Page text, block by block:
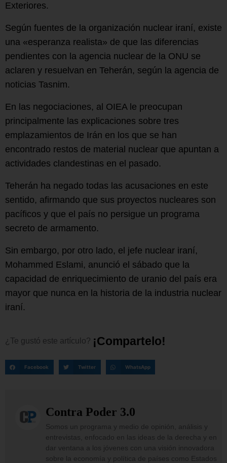
Exteriores.
Según fuentes de la organización nuclear iraní, existe
una «esperanza realista» de que las diferencias
pendientes con la agencia nuclear de la ONU se
aclaren y resuelvan en Teherán, según la agencia de
noticias Tasnim.
En las negociaciones, al OIEA le preocupan
principalmente las explicaciones sobre tres
emplazamientos de Irán en los que se han
encontrado restos de material nuclear que apuntan a
actividades clandestinas en el pasado.
Teherán ha negado todas las acusaciones en este
sentido, afirmando que sus proyectos nucleares son
pacíficos y que el país no persigue un programa
secreto de armamento.
Sin embargo, por otro lado, el jefe nuclear iraní,
Mohammed Eslami, anunció el sábado que la
capacidad de enriquecimiento de uranio del país era
mayor que nunca en la historia de la industria nuclear
iraní.
¿Te gustó este artículo? ¡Compartelo!
Facebook Twitter WhatsApp
Contra Poder 3.0
Somos un programa y medio de opinión, análisis y
entrevistas, enfocado en las ideas de la derecha y en
dar ventana a los jóvenes con una visión innovadora
sobre la economía y política de países como Estados